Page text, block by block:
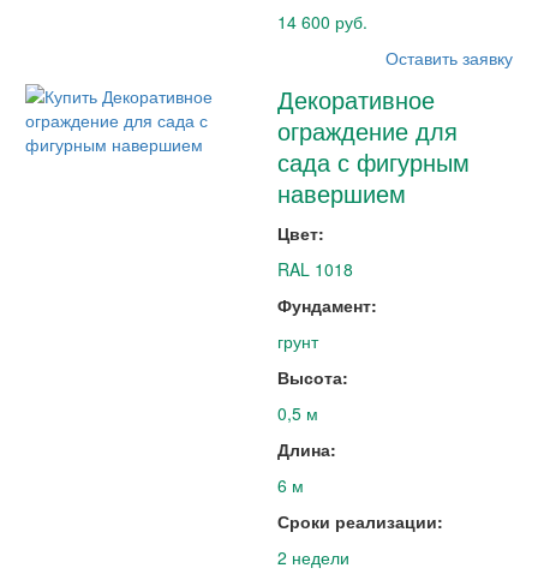
14 600 руб.
Оставить заявку
Декоративное
ограждение для
сада с фигурным
навершием
Цвет:
RAL 1018
Фундамент:
грунт
Высота:
0,5 м
Длина:
6 м
Сроки реализации:
2 недели